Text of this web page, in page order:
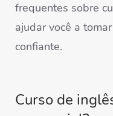
frequentes sobre
ajudar você a
confiante.
Curso de